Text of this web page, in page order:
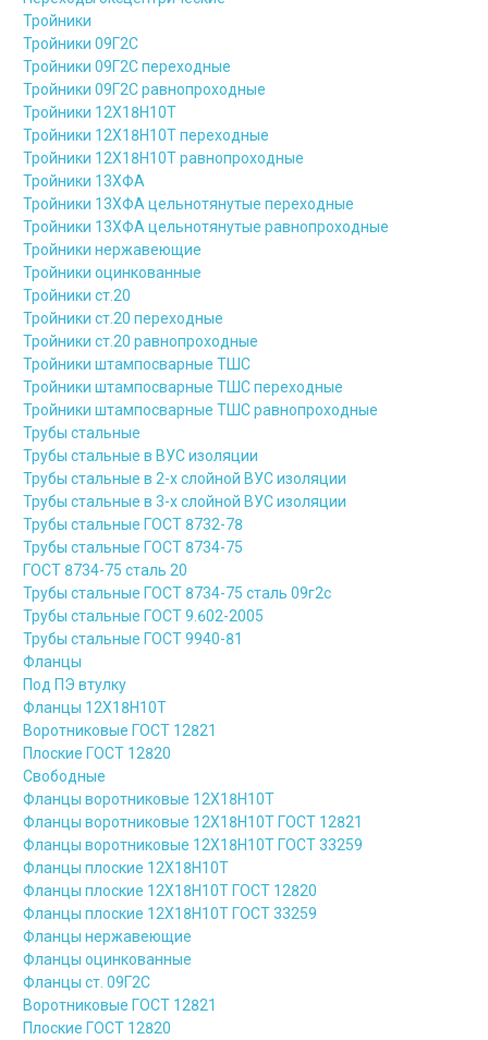
Тройники
Тройники 09Г2С
Тройники 09Г2С переходные
Тройники 09Г2С равнопроходные
Тройники 12Х18Н10Т
Тройники 12Х18Н10Т переходные
Тройники 12Х18Н10Т равнопроходные
Тройники 13ХФА
Тройники 13ХФА цельнотянутые переходные
Тройники 13ХФА цельнотянутые равнопроходные
Тройники нержавеющие
Тройники оцинкованные
Тройники ст.20
Тройники ст.20 переходные
Тройники ст.20 равнопроходные
Тройники штампосварные ТШС
Тройники штампосварные ТШС переходные
Тройники штампосварные ТШС равнопроходные
Трубы стальные
Трубы стальные в ВУС изоляции
Трубы стальные в 2-х слойной ВУС изоляции
Трубы стальные в 3-х слойной ВУС изоляции
Трубы стальные ГОСТ 8732-78
Трубы стальные ГОСТ 8734-75
ГОСТ 8734-75 сталь 20
Трубы стальные ГОСТ 8734-75 сталь 09г2с
Трубы стальные ГОСТ 9.602-2005
Трубы стальные ГОСТ 9940-81
Фланцы
Под ПЭ втулку
Фланцы 12Х18Н10Т
Воротниковые ГОСТ 12821
Плоские ГОСТ 12820
Свободные
Фланцы воротниковые 12Х18Н10Т
Фланцы воротниковые 12Х18Н10Т ГОСТ 12821
Фланцы воротниковые 12Х18Н10Т ГОСТ 33259
Фланцы плоские 12Х18Н10Т
Фланцы плоские 12Х18Н10Т ГОСТ 12820
Фланцы плоские 12Х18Н10Т ГОСТ 33259
Фланцы нержавеющие
Фланцы оцинкованные
Фланцы ст. 09Г2С
Воротниковые ГОСТ 12821
Плоские ГОСТ 12820